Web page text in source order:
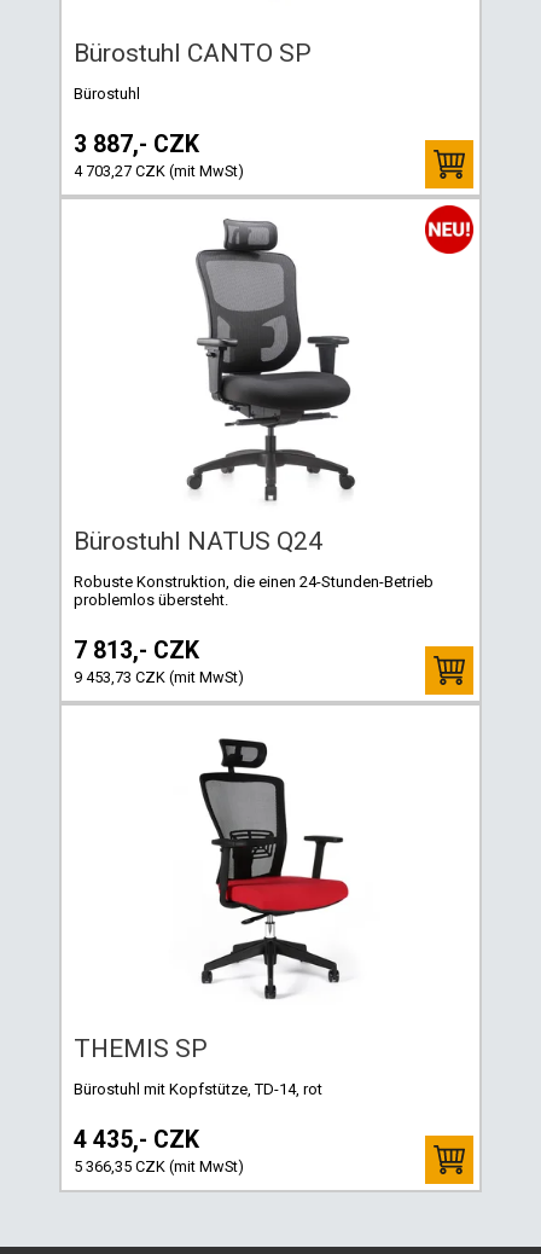
Bürostuhl CANTO SP
Bürostuhl
3 887,- CZK
4 703,27 CZK (mit MwSt)
Bürostuhl NATUS Q24
Robuste Konstruktion, die einen 24-Stunden-Betrieb
problemlos übersteht.
7 813,- CZK
9 453,73 CZK (mit MwSt)
THEMIS SP
Bürostuhl mit Kopfstütze, TD-14, rot
4 435,- CZK
5 366,35 CZK (mit MwSt)